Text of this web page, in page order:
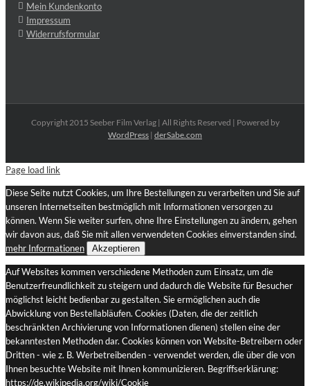
Mein Kundenkonto
Impressum
Widerrufsformular
Copyright 2015 Seeber Film Verlag | All Rights Reserved | Powered by
WordPress | derSabe.com
Page load link
Diese Seite nutzt Cookies, um Ihre Bestellungen zu verarbeiten und Sie auf
unseren Internetseiten bestmöglich mit Informationen versorgen zu
können. Wenn Sie weiter surfen, ohne Ihre Einstellungen zu ändern, gehen
wir davon aus, daß Sie mit allen verwendeten Cookies einverstanden sind.
mehr Informationen
Akzeptieren
Auf Websites kommen verschiedene Methoden zum Einsatz, um die
Benutzerfreundlichkeit zu steigern und dadurch die Website für Besucher
möglichst leicht bedienbar zu gestalten. Sie ermöglichen auch die
Abwicklung von Bestellabläufen. Cookies (Daten, die der zeitlich
beschränkten Archivierung von Informationen dienen) stellen eine der
bekanntesten Methoden dar. Cookies können von Website-Betreibern oder
Dritten - wie z. B. Werbetreibenden - verwendet werden, die über die von
Ihnen besuchte Website mit Ihnen kommunizieren. Begriffserklärung:
https://de.wikipedia.org/wiki/Cookie